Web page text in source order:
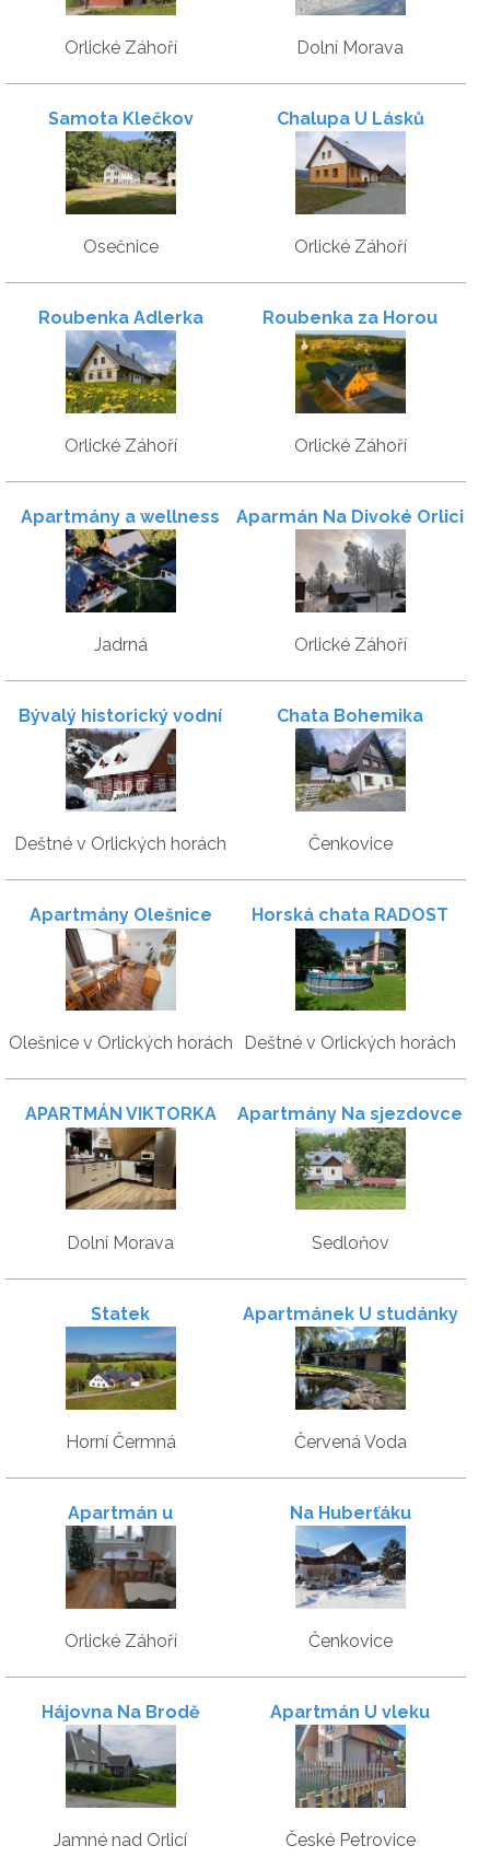
Orlické Záhoří Dolní Morava
Samota Klečkov
Osečnice
Chalupa U Lásků
Orlické Záhoří
Roubenka Adlerka
Orlické Záhoří
Roubenka za Horou
Orlické Záhoří
Apartmány a wellness
Pod Strání
Jadrná
Aparmán Na Divoké Orlici
Orlické Záhoří
Bývalý historický vodní
Mlýn u skály
Deštné v Orlických horách
Chata Bohemika
Čenkovice
Apartmány Olešnice
Olešnice v Orlických horách
Horská chata RADOST
Deštné v Orlických horách
APARTMÁN VIKTORKA
Dolní Morava
Apartmány Na sjezdovce
Sedloňov
Statek
Horní Čermná
Apartmánek U studánky
Červená Voda
Apartmán u
Kunštátského mlýna
Orlické Záhoří
Na Huberťáku
Čenkovice
Hájovna Na Brodě
Jamné nad Orlicí
Apartmán U vleku
Babetka
České Petrovice